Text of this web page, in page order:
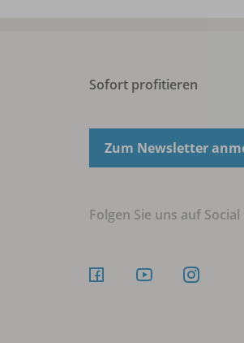
Sofort profitieren
Zum Newsletter
Folgen Sie uns auf